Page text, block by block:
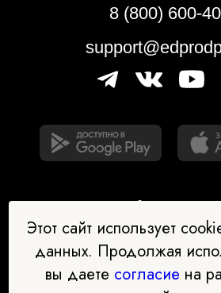
8 (800) 600-
Этот сайт использует
данных. Продолжая
вы даете согласие на